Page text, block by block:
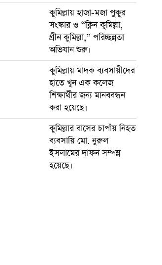
কুমিল্লায় হাজা-মজা পুকুর
সংস্কার ও “ক্লিন কুমিল্লা,
গ্রীন কুমিল্লা,” পরিচ্ছন্নতা
অভিযান শুরু।
কুমিল্লায় মাদক ব্যবসায়ীদের
হাতে খুন এক কলেজ
শিক্ষার্থীর জন্য মানববন্ধন
করা হয়েছে।
কুমিল্লার বাসের চাপাঁয় নিহত
ব্যবসায়ি মো. নুরুল
ইসলামের দাফন সম্পন্ন
হয়েছে।